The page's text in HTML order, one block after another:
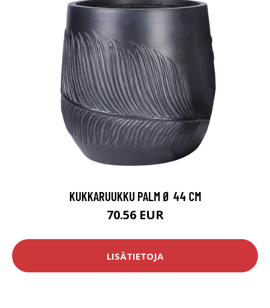
KUKKARUUKKU PALM Ø 44 CM
70.56 EUR
LISÄTIETOJA